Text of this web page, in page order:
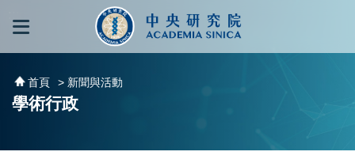
跳到主要內容區塊
首頁 > 新聞與活動
學術行政